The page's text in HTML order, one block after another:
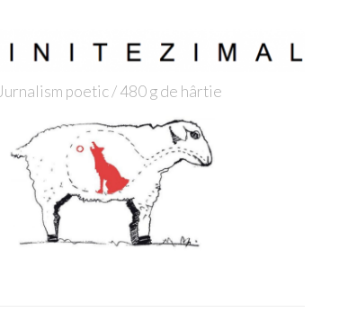
Jurnalism poetic / 480 g de hârtie